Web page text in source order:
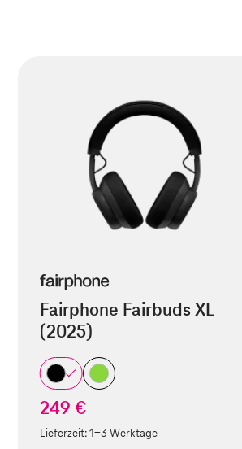
Fairphone Fairbuds XL
(2025)
249 €
Lieferzeit:1-3 Werktage